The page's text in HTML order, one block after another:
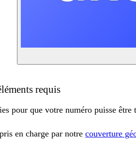
requis
pour que votre numéro puisse être
en charge par notre couverture